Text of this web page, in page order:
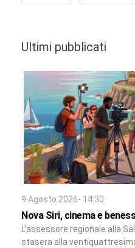
Ultimi pubblicati
9 Agosto 2026- 14:30
Nova Siri, cinema e
L’assessore regionale alla
stasera alla